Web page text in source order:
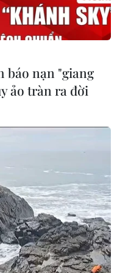
tài
thực
sản
phạm
báo nạn "giang
ảo tràn ra đời